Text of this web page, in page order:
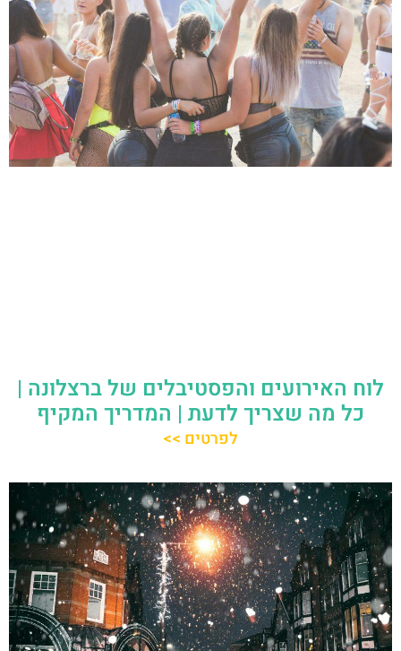
לוח האירועים והפסטיבלים של ברצלונה |
כל מה שצריך לדעת | המדריך המקיף
לפרטים >>